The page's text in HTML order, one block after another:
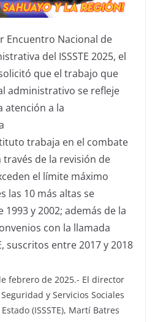
Encuentro Nacional de
del ISSSTE 2025, el
que el trabajo que
administrativo se refleje
atención a la
trabaja en el combate
de la revisión de
el límite máximo
las 10 más altas se
y 2002; además de la
con la llamada
suscritos entre 2017 y 2018
febrero de 2025.- El director
y Servicios Sociales
(ISSSTE), Martí Batres